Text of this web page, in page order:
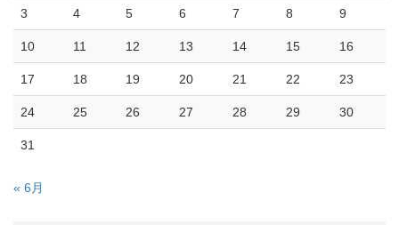
3 4 5 6 7 8 9
10 11 12 13 14 15 16
17 18 19 20 21 22 23
24 25 26 27 28 29 30
31
« 6月